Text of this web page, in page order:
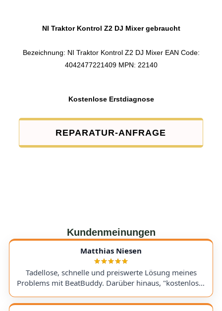
NI Traktor Kontrol Z2 DJ Mixer gebraucht
Bezeichnung: NI Traktor Kontrol Z2 DJ Mixer EAN Code:
4042477221409 MPN: 22140
Kostenlose Erstdiagnose
REPARATUR-ANFRAGE
Kundenmeinungen
Matthias Niesen
Tadellose, schnelle und preiswerte Lösung meines
Problems mit BeatBuddy. Darüber hinaus, "kostenloser
bringe. Kommunikation lief hervorragend und die